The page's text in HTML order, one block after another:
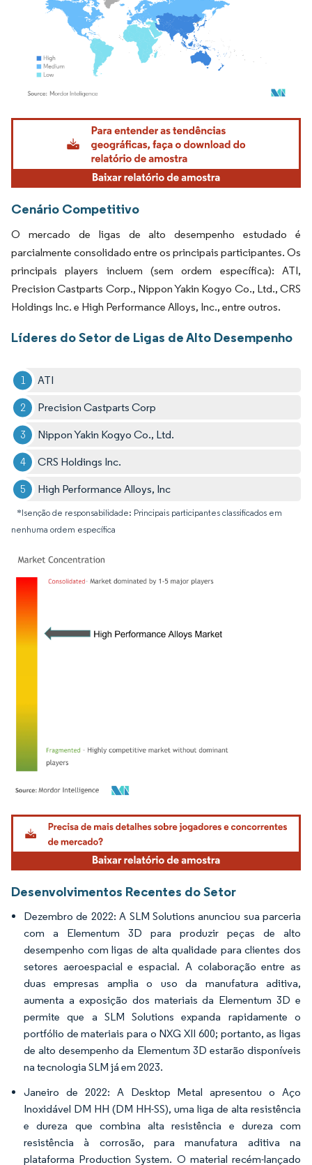
Imagem © Mordor Intelligence. O reuso requer atribuição conforme CC BY 4.0.
Cenário Competitivo
O mercado de ligas de alto desempenho estudado é
parcialmente consolidado entre os principais participantes. Os
principais players incluem (sem ordem específica): ATI,
Precision Castparts Corp., Nippon Yakin Kogyo Co., Ltd., CRS
Holdings Inc. e High Performance Alloys, Inc., entre outros.
Líderes do Setor de Ligas de Alto Desempenho
ATI
Precision Castparts Corp
Nippon Yakin Kogyo Co., Ltd.
CRS Holdings Inc.
High Performance Alloys, Inc
*Isenção de responsabilidade: Principais participantes classificados em
nenhuma ordem específica
Imagem © Mordor Intelligence. O reuso requer atribuição conforme CC BY 4.0.
Desenvolvimentos Recentes do Setor
Dezembro de 2022: A SLM Solutions anunciou sua parceria
com a Elementum 3D para produzir peças de alto
desempenho com ligas de alta qualidade para clientes dos
setores aeroespacial e espacial. A colaboração entre as
duas empresas amplia o uso da manufatura aditiva,
aumenta a exposição dos materiais da Elementum 3D e
permite que a SLM Solutions expanda rapidamente o
portfólio de materiais para o NXG XII 600; portanto, as ligas
de alto desempenho da Elementum 3D estarão disponíveis
na tecnologia SLM já em 2023.
Janeiro de 2022: A Desktop Metal apresentou o Aço
Inoxidável DM HH (DM HH-SS), uma liga de alta resistência
e dureza que combina alta resistência e dureza com
resistência à corrosão, para manufatura aditiva na
plataforma Production System. O material recém-lançado